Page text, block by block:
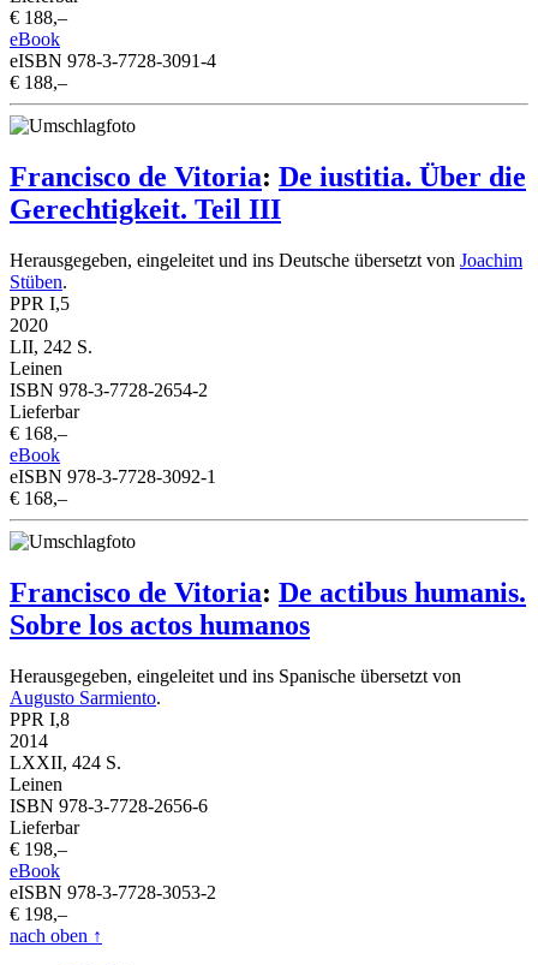
€ 188,–
eBook
eISBN 978-3-7728-3091-4
€ 188,–
Francisco de Vitoria: De iustitia. Über die
Gerechtigkeit. Teil III
Herausgegeben, eingeleitet und ins Deutsche übersetzt von Joachim
Stüben.
PPR I,5
2020
LII, 242 S.
Leinen
ISBN 978-3-7728-2654-2
Lieferbar
€ 168,–
eBook
eISBN 978-3-7728-3092-1
€ 168,–
Francisco de Vitoria: De actibus humanis.
Sobre los actos humanos
Herausgegeben, eingeleitet und ins Spanische übersetzt von
Augusto Sarmiento.
PPR I,8
2014
LXXII, 424 S.
Leinen
ISBN 978-3-7728-2656-6
Lieferbar
€ 198,–
eBook
eISBN 978-3-7728-3053-2
€ 198,–
nach oben ↑